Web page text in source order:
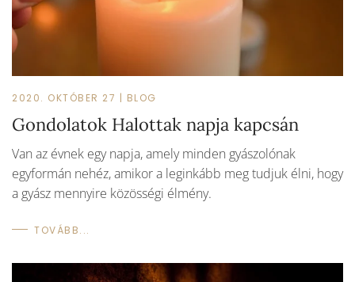
2020. OKTÓBER 27 | BLOG
Gondolatok Halottak napja kapcsán
Van az évnek egy napja, amely minden gyászolónak
egyformán nehéz, amikor a leginkább meg tudjuk élni, hogy
a gyász mennyire közösségi élmény.
TOVÁBB...